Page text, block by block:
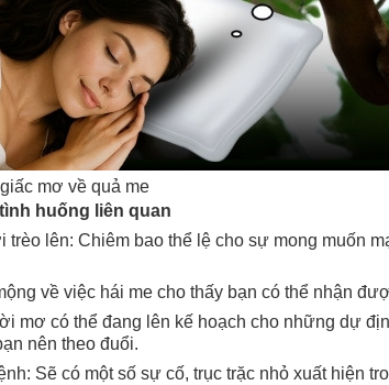
mơ về quả me
huống liên quan
trèo lên: Chiêm bao thể lệ cho sự mong muốn
về việc hái me cho thấy bạn có thể nhận
mơ có thể đang lên kế hoạch cho những dự
nên theo đuổi.
Sẽ có một số sự cố, trục trặc nhỏ xuất hiện